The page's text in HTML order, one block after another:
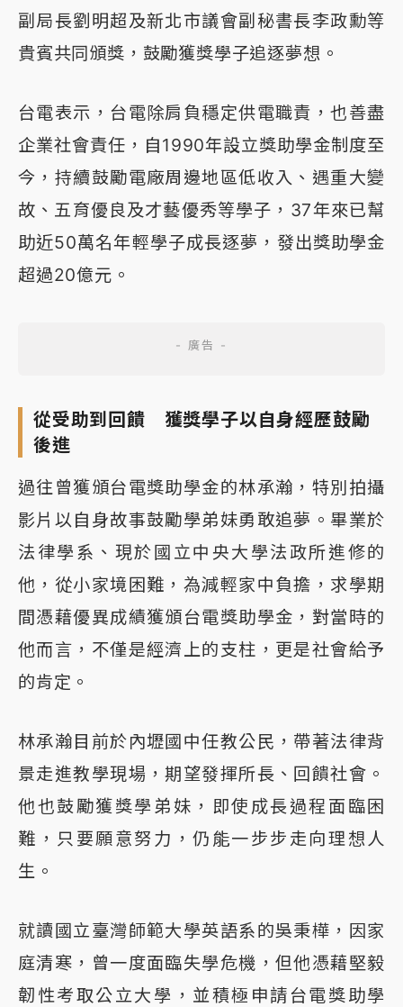
副局長劉明超及新北市議會副秘書長李政勳等
貴賓共同頒獎，鼓勵獲獎學子追逐夢想。
台電表示，台電除肩負穩定供電職責，也善盡
企業社會責任，自1990年設立獎助學金制度至
今，持續鼓勵電廠周邊地區低收入、遇重大變
故、五育優良及才藝優秀等學子，37年來已幫
助近50萬名年輕學子成長逐夢，發出獎助學金
超過20億元。
從受助到回饋 獲獎學子以自身經歷鼓勵
後進
過往曾獲頒台電獎助學金的林承瀚，特別拍攝
影片以自身故事鼓勵學弟妹勇敢追夢。畢業於
法律學系、現於國立中央大學法政所進修的
他，從小家境困難，為減輕家中負擔，求學期
間憑藉優異成績獲頒台電獎助學金，對當時的
他而言，不僅是經濟上的支柱，更是社會給予
的肯定。
林承瀚目前於內壢國中任教公民，帶著法律背
景走進教學現場，期望發揮所長、回饋社會。
他也鼓勵獲獎學弟妹，即使成長過程面臨困
難，只要願意努力，仍能一步步走向理想人
生。
就讀國立臺灣師範大學英語系的吳秉樺，因家
庭清寒，曾一度面臨失學危機，但他憑藉堅毅
韌性考取公立大學，並積極申請台電獎助學